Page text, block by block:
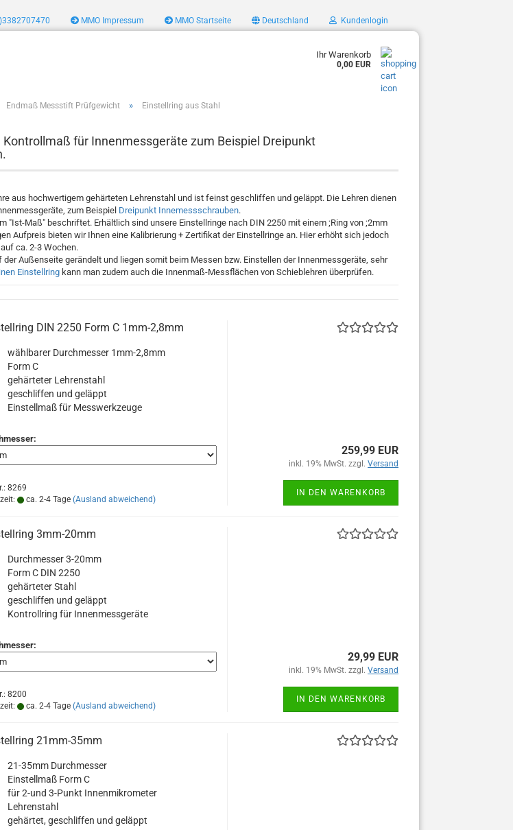
MMO Impressum MMO Startseite Deutschland Kundenlogin
Ihr Warenkorb
0,00 EUR
Endmaß Messstift Prüfgewicht » Einstellring aus Stahl
Kontrollmaß für Innenmessgeräte zum Beispiel Dreipunkt
aus hochwertigem gehärteten Lehrenstahl und ist feinst geschliffen und geläppt. Die Lehren dienen
zum Beispiel Dreipunkt Innemessschrauben.
"Ist-Maß" beschriftet. Erhältlich sind unsere Einstellringe nach DIN 2250 mit einem ;Ring von ;2mm
Aufpreis bieten wir Ihnen eine Kalibrierung + Zertifikat der Einstellringe an. Hier erhöht sich jedoch
ca. 2-3 Wochen.
Außenseite gerändelt und liegen somit beim Messen bzw. Einstellen der Innenmessgeräte, sehr
Einstellring kann man zudem auch die Innenmaß-Messflächen von Schieblehren überprüfen.
DIN 2250 Form C 1mm-2,8mm
wählbarer Durchmesser 1mm-2,8mm
Form C
gehärteter Lehrenstahl
geschliffen und geläppt
Einstellmaß für Messwerkzeuge
8269
ca. 2-4 Tage (Ausland abweichend)
259,99 EUR
inkl. 19% MwSt. zzgl. Versand
IN DEN WARENKORB
3mm-20mm
Durchmesser 3-20mm
Form C DIN 2250
gehärteter Stahl
geschliffen und geläppt
Kontrollring für Innenmessgeräte
8200
ca. 2-4 Tage (Ausland abweichend)
29,99 EUR
inkl. 19% MwSt. zzgl. Versand
IN DEN WARENKORB
21mm-35mm
21-35mm Durchmesser
Einstellmaß Form C
für 2-und 3-Punkt Innenmikrometer
Lehrenstahl
gehärtet, geschliffen und geläppt